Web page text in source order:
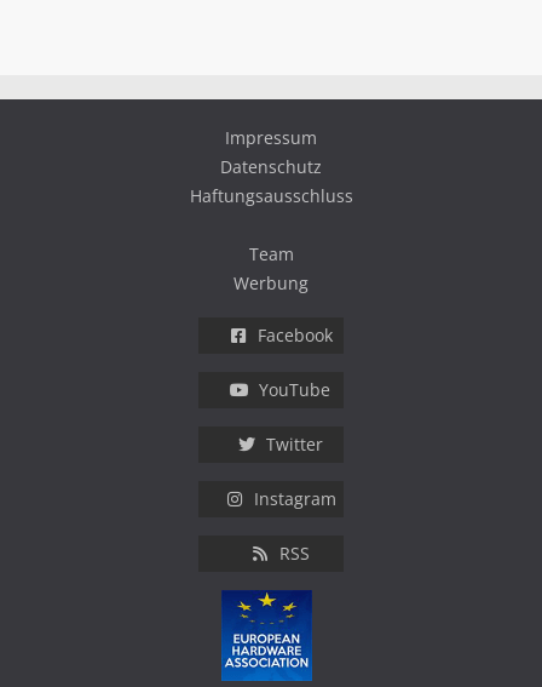
Impressum
Datenschutz
Haftungsausschluss
Team
Werbung
Facebook
YouTube
Twitter
Instagram
RSS